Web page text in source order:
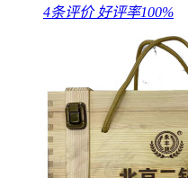
4条评价 好评率100%